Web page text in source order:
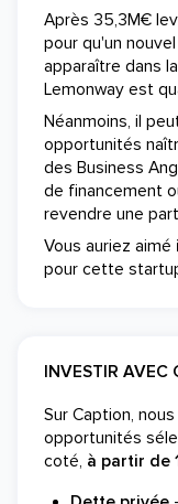
Après 35,3M€
pour qu'un
apparaître dans
Lemonway est
Néanmoins, il
opportunités
des Business
de financement
revendre une
Vous auriez aimé
pour cette
INVESTIR AVEC
Sur Caption,
opportunités
coté, à partir de